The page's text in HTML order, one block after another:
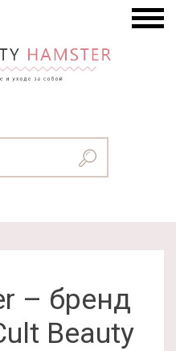
– бренд
Beauty